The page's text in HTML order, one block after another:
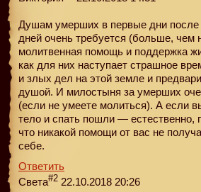
Душам умерших в первые дни после
дней очень требуется (больше, чем
молитвенная помощь и поддержка
как для них наступает страшное
и злых дел на этой земле и
душой. И милостыня за умерших
(если не умеете молиться). А если
тело и спать пошли — естественно,
что никакой помощи от вас не
себе.
Ответить
Света#2 22.10.2018 20:26